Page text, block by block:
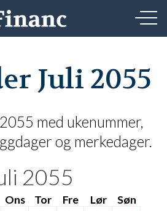
Juli 2055
med ukenummer,
og merkedager.
2055
Ons Tor Fre Lør Søn